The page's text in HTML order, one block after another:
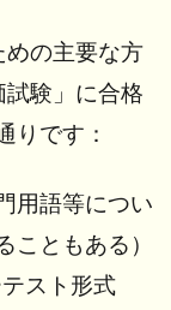
の主要な方
験」に合格
りです：
用語等につい
こともある）
スト形式